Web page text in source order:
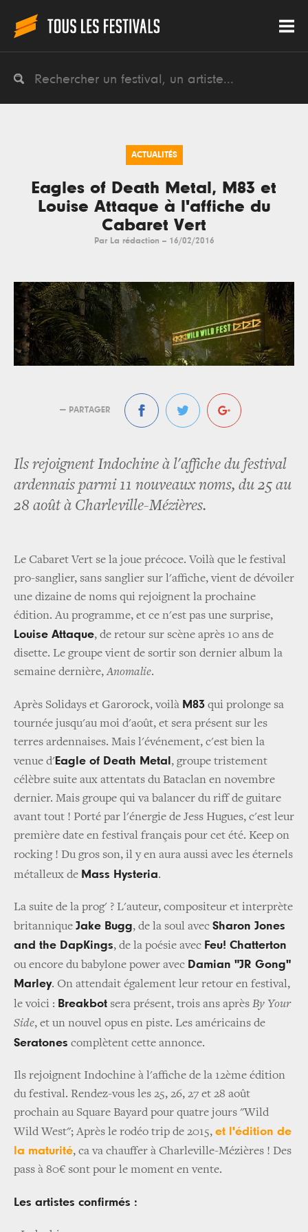
ACTUALITÉS
Eagles of Death Metal, M83 et
Louise Attaque à l'affiche du
Cabaret Vert
Par La rédaction -- 16/02/2016
— PARTAGER
Ils rejoignent Indochine à l'affiche du festival
ardennais parmi 11 nouveaux noms, du 25 au
28 août à Charleville-Mézières.
Le Cabaret Vert se la joue précoce. Voilà que le festival
pro-sanglier, sans sanglier sur l'affiche, vient de dévoiler
une dizaine de noms qui rejoignent la prochaine
édition. Au programme, et ce n'est pas une surprise,
Louise Attaque, de retour sur scène après 10 ans de
disette. Le groupe vient de sortir son dernier album la
semaine dernière,Anomalie.
Après Solidays et Garorock, voilà M83 qui prolonge sa
tournée jusqu'au moi d'août, et sera présent sur les
terres ardennaises. Mais l'événement, c'est bien la
venue d' Eagle of Death Metal , groupe tristement
célèbre suite aux attentats du Bataclan en novembre
dernier. Mais groupe qui va balancer du riff de guitare
avant tout ! Porté par l'énergie de Jess Hugues, c'est leur
première date en festival français pour cet été. Keep on
rocking ! Du gros son, il y en aura aussi avec les éternels
métalleux de Mass Hysteria.
La suite de la prog' ? L'auteur, compositeur et interprète
britannique Jake Bugg, de la soul avec Sharon Jones
and the DapKings, de la poésie avec Feu! Chatterton
ou encore du babylone power avec Damian "JR Gong"
Marley. On attendait également leur retour en festival,
le voici : Breakbot sera présent, trois ans après By Your
Side, et un nouvel opus en piste. Les américains de
Seratones complètent cette annonce.
Ils rejoignent Indochine à l'affiche de la 12ème édition
du festival. Rendez-vous les 25, 26, 27 et 28 août
prochain au Square Bayard pour quatre jours "Wild
Wild West"; Après le rodéo trip de 2015, et l'édition de
la maturité, ca va chauffer à Charleville-Mézières ! Des
pass à 80€ sont pour le moment en vente.
Les artistes confirmés :